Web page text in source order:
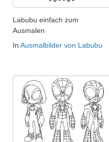
Labubu einfach zum
Ausmalen
In Ausmalbilder von Labubu